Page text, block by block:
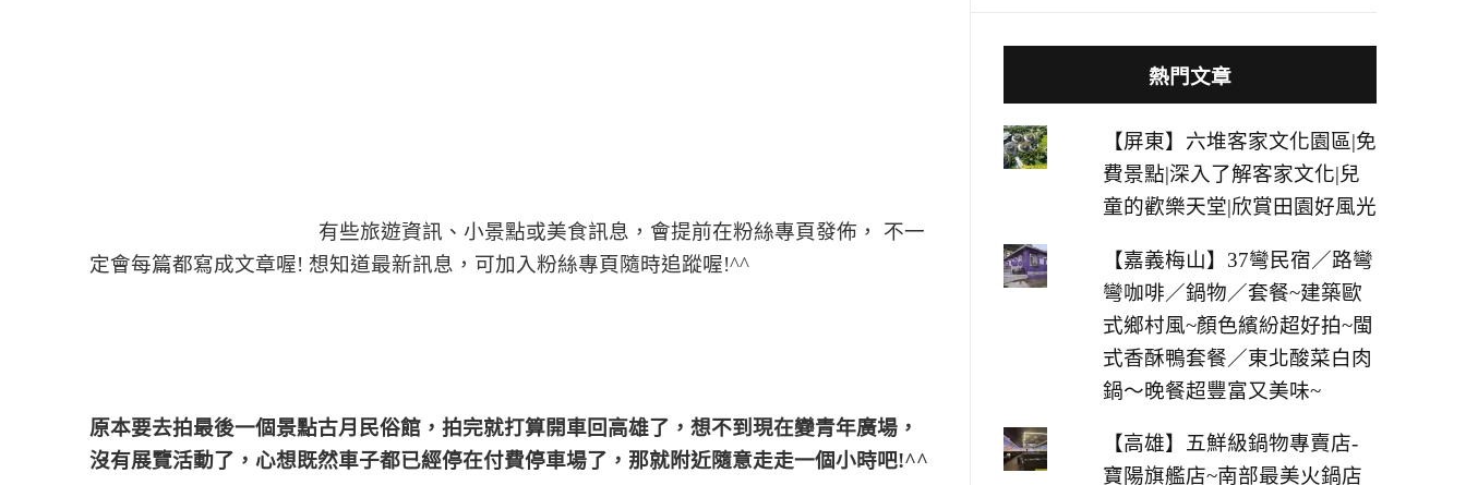
有些旅遊資訊、小景點或美食訊息，會提前在粉絲專頁發佈， 不一
定會每篇都寫成文章喔! 想知道最新訊息，可加入粉絲專頁隨時追蹤喔!^^
原本要去拍最後一個景點古月民俗館，拍完就打算開車回高雄了，想不到現在變青年廣場，
沒有展覽活動了，心想既然車子都已經停在付費停車場了，那就附近隨意走走一個小時吧!^^
熱門文章
【屏東】六堆客家文化園區|免
費景點|深入了解客家文化|兒
童的歡樂天堂|欣賞田園好風光
【嘉義梅山】37彎民宿／路彎
彎咖啡／鍋物／套餐~建築歐
式鄉村風~顏色繽紛超好拍~閩
式香酥鴨套餐／東北酸菜白肉
鍋～晚餐超豐富又美味~
【高雄】五鮮級鍋物專賣店-
寶陽旗艦店~南部最美火鍋店